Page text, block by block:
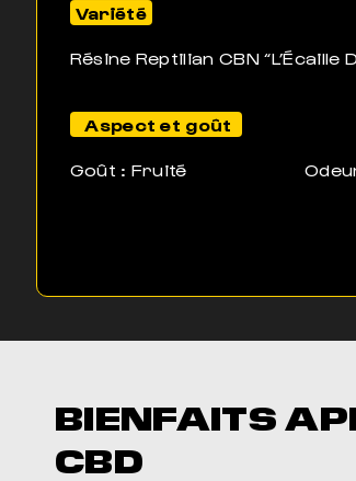
Variété
Résine Reptilian CBN “L’Écaille
Aspect et goût
Goût : Fruité
BIENFAITS
CBD